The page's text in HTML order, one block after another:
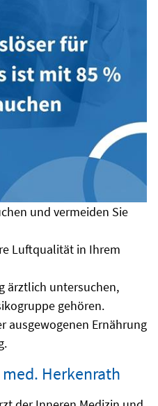
und vermeiden Sie
Luftqualität in Ihrem
ärztlich untersuchen,
gehören.
ausgewogenen Ernährung
Herkenrath